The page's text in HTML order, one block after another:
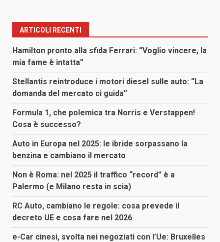
ARTICOLI RECENTI
Hamilton pronto alla sfida Ferrari: “Voglio vincere, la
mia fame è intatta”
Stellantis reintroduce i motori diesel sulle auto: “La
domanda del mercato ci guida”
Formula 1, che polemica tra Norris e Verstappen!
Cosa è successo?
Auto in Europa nel 2025: le ibride sorpassano la
benzina e cambiano il mercato
Non è Roma: nel 2025 il traffico “record” è a
Palermo (e Milano resta in scia)
RC Auto, cambiano le regole: cosa prevede il
decreto UE e cosa fare nel 2026
e-Car cinesi, svolta nei negoziati con l’Ue: Bruxelles